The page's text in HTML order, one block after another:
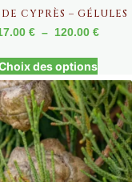
CYPRÈS – GÉLULES
€ – 120.00 €
des options